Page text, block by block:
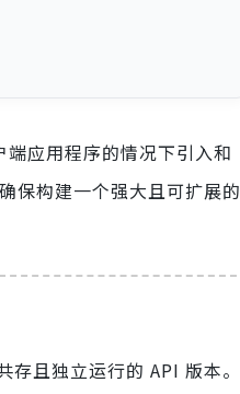
应用程序的情况下引入和
保构建一个强大且可扩展的
且独立运行的 API 版本。